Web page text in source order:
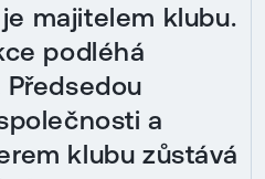
majitelem klubu.
podléhá
Předsedou
a
klubu zůstává